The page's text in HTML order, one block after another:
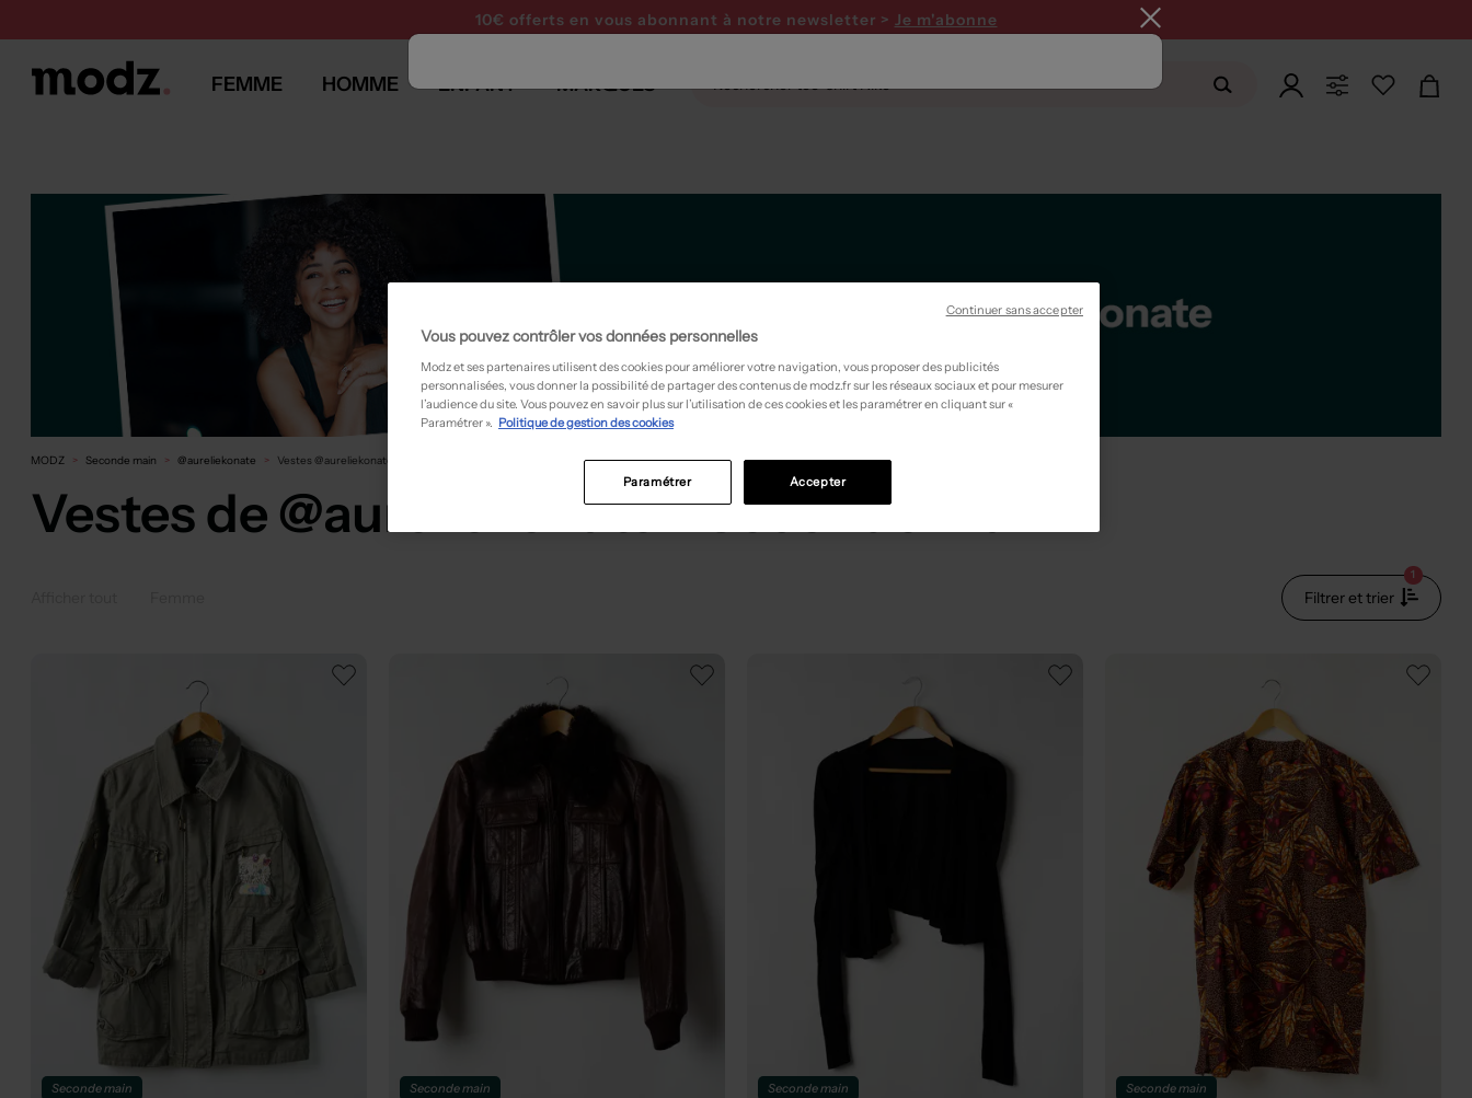
10€ offerts en vous abonnant à notre newsletter > Je m'abonne
FEMME HOMME ENFANT MARQUES
MODZ Seconde main @aureliekonate Vestes @aureliekonate occasion
Vestes de @aureliekonate - Seconde main
Filtrer et trier
1
Seconde main Seconde main Seconde main Seconde main
Vous pouvez contrôler vos données personnelles
Modz et ses partenaires utilisent des cookies pour améliorer votre navigation, vous proposer des publicités
personnalisées, vous donner la possibilité de partager des contenus de modz.fr sur les réseaux sociaux et pour mesurer
l’audience du site. Vous pouvez en savoir plus sur l’utilisation de ces cookies et les paramétrer en cliquant sur «
Paramétrer ». Politique de gestion des cookies
Accepter
Paramétrer
Continuer sans accepter